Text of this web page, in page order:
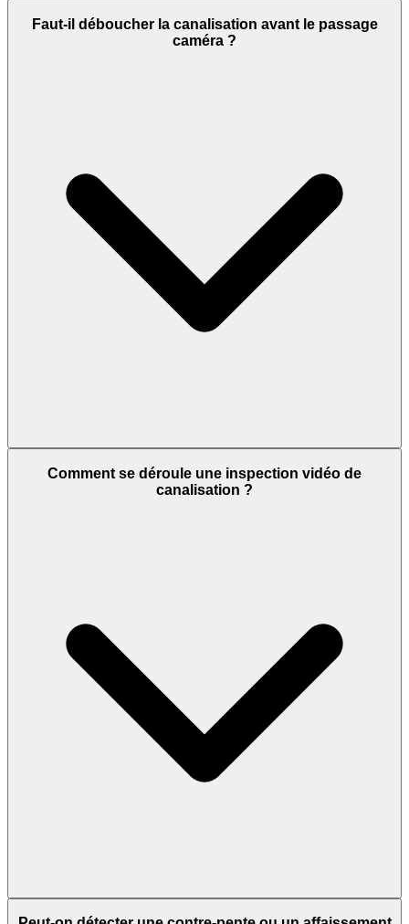
Faut-il déboucher la canalisation avant le passage
caméra ?
Comment se déroule une inspection vidéo de
canalisation ?